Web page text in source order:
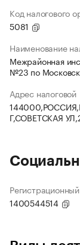
Код налогового
5081
Наименование
Межрайонная
№23 по
Адрес налоговой
Г,СОВЕТСКАЯ
1400544514